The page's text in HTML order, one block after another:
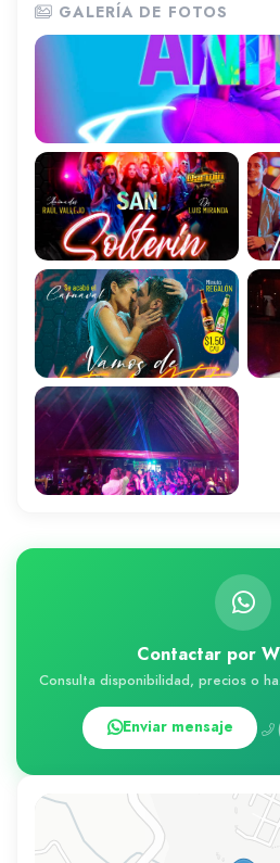
GALERÍA DE FOTOS
Contactar por
Consulta disponibilidad, precios o
Enviar mensaje